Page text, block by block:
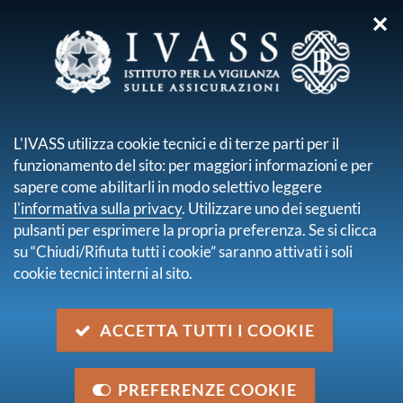
sei qui: Home Per i consumatori FAQ Consumatori
FAQ CONSUMATORI
In questa sezione sono riportate le risposte alle
✕
L'IVASS utilizza cookie tecnici e di terze parti per il
funzionamento del sito: per maggiori informazioni e per
sapere come abilitarli in modo selettivo leggere
l'informativa sulla privacy. Utilizzare uno dei seguenti
pulsanti per esprimere la propria preferenza. Se si clicca
su “Chiudi/Rifiuta tutti i cookie” saranno attivati i soli
cookie tecnici interni al sito.
ACCETTA TUTTI I COOKIE
PREFERENZE COOKIE